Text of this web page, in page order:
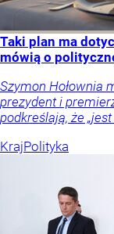
Taki plan ma
mówią o
Szymon Hołownia
prezydent i
podkreślają, że „jest
KrajPolityka